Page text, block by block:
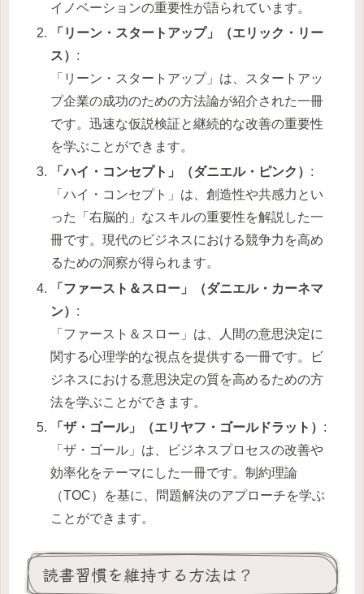
イノベーションの重要性が語られています。
「リーン・スタートアップ」（エリック・リー
ス） :
「リーン・スタートアップ」は、スタートアッ
プ企業の成功のための方法論が紹介された一冊
です。迅速な仮説検証と継続的な改善の重要性
を学ぶことができます。
「ハイ・コンセプト」（ダニエル・ピンク） :
「ハイ・コンセプト」は、創造性や共感力とい
った「右脳的」なスキルの重要性を解説した一
冊です。現代のビジネスにおける競争力を高め
るための洞察が得られます。
「ファースト＆スロー」（ダニエル・カーネマ
ン） :
「ファースト＆スロー」は、人間の意思決定に
関する心理学的な視点を提供する一冊です。ビ
ジネスにおける意思決定の質を高めるための方
法を学ぶことができます。
「ザ・ゴール」（エリヤフ・ゴールドラット） :
「ザ・ゴール」は、ビジネスプロセスの改善や
効率化をテーマにした一冊です。制約理論
（TOC）を基に、問題解決のアプローチを学ぶ
ことができます。
読書習慣を維持する方法は？